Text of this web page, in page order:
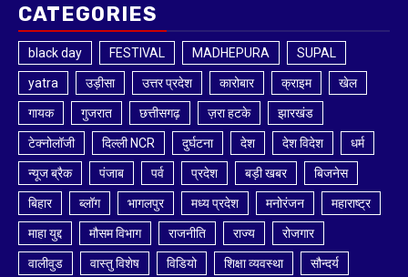
CATEGORIES
black day FESTIVAL MADHEPURA SUPAL
yatra उड़ीसा उत्तर प्रदेश कारोबार क्राइम खेल
गायक गुजरात छत्तीसगढ़ ज़रा हटके झारखंड
टेक्नोलॉजी दिल्ली NCR दुर्घटना देश देश विदेश धर्म
न्यूज ब्रैक पंजाब पर्व प्रदेश बड़ी खबर बिजनेस
बिहार ब्लॉग भागलपुर मध्य प्रदेश मनोरंजन महाराष्ट्र
माहा युद्द मौसम विभाग राजनीति राज्य रोजगार
वालीवुड वास्तु विशेष विडियो शिक्षा व्यवस्था सौन्दर्य